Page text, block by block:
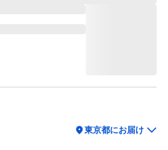
location_on東京都にお届け